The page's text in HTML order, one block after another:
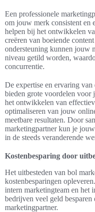
Een professionele
om jouw merk consistent en
helpen bij het ontwikkelen
creëren van boeiende
ondersteuning kunnen jouw
niveau getild worden,
concurrentie.
De expertise en ervaring
bieden grote voordelen
het ontwikkelen van
optimaliseren van jouw
meetbare resultaten. Door
marketingpartner kun je
in de steeds veranderende
Kostenbesparing door
Het uitbesteden van bol
kostenbesparingen
intern marketingteam en het
bedrijven veel geld
marketingpartner.